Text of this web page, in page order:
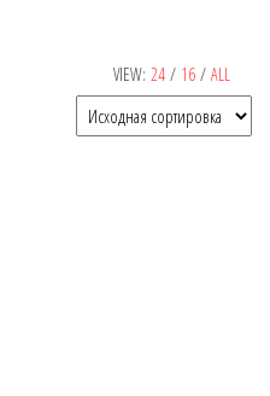
VIEW: 24 / 16 / ALL